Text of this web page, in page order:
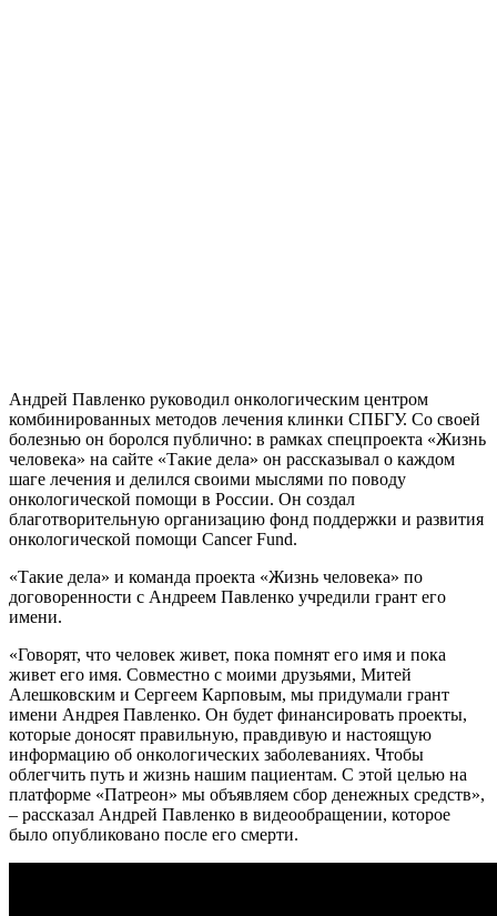
Андрей Павленко руководил онкологическим центром
комбинированных методов лечения клинки СПБГУ. Со своей
болезнью он боролся публично: в рамках спецпроекта «Жизнь
человека» на сайте «Такие дела» он рассказывал о каждом
шаге лечения и делился своими мыслями по поводу
онкологической помощи в России. Он создал
благотворительную организацию фонд поддержки и развития
онкологической помощи Cancer Fund.
«Такие дела» и команда проекта «Жизнь человека» по
договоренности с Андреем Павленко учредили грант его
имени.
«Говорят, что человек живет, пока помнят его имя и пока
живет его имя. Совместно с моими друзьями, Митей
Алешковским и Сергеем Карповым, мы придумали грант
имени Андрея Павленко. Он будет финансировать проекты,
которые доносят правильную, правдивую и настоящую
информацию об онкологических заболеваниях. Чтобы
облегчить путь и жизнь нашим пациентам. С этой целью на
платформе «Патреон» мы объявляем сбор денежных средств»,
– рассказал Андрей Павленко в видеообращении, которое
было опубликовано после его смерти.